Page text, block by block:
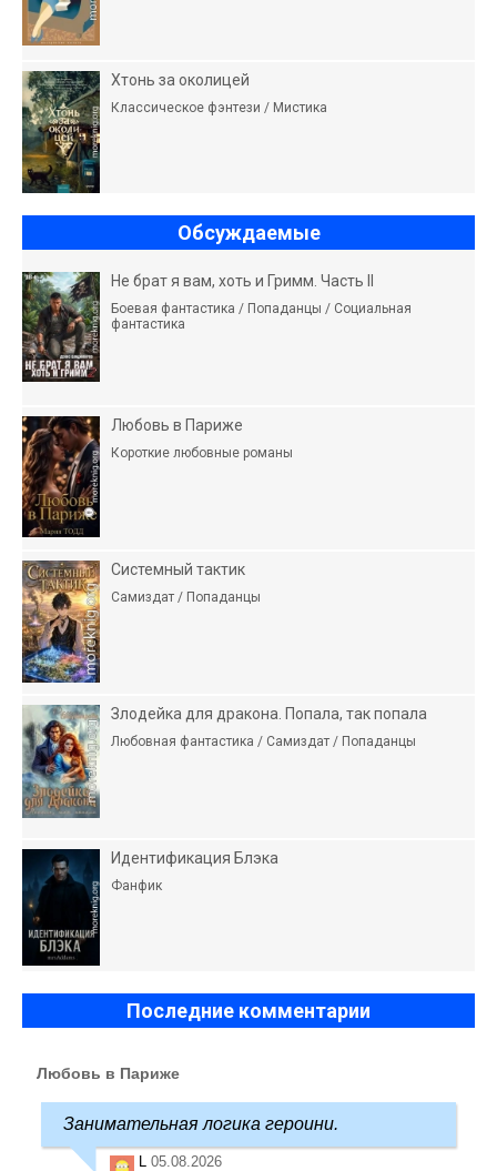
Хтонь за околицей
Классическое фэнтези / Мистика
Обсуждаемые
Не брат я вам, хоть и Гримм. Часть II
Боевая фантастика / Попаданцы / Социальная
фантастика
Любовь в Париже
Короткие любовные романы
Системный тактик
Самиздат / Попаданцы
Злодейка для дракона. Попала, так попала
Любовная фантастика / Самиздат / Попаданцы
Идентификация Блэка
Фанфик
Последние комментарии
Любовь в Париже
Занимательная логика героини.
05.08.2026